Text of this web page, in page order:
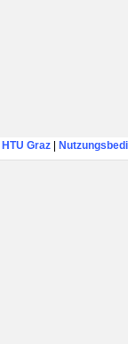
HTU Graz|